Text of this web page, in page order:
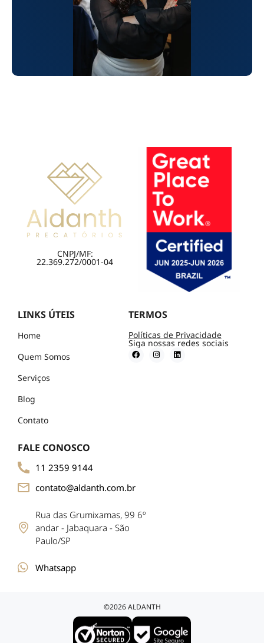
CNPJ/MF:
22.369.272/0001-04
LINKS ÚTEIS
Home
Quem Somos
Serviços
Blog
Contato
TERMOS
Políticas de Privacidade
Siga nossas redes sociais
FALE CONOSCO
11 2359 9144
contato@aldanth.com.br
Rua das Grumixamas, 99 6º
andar - Jabaquara - São
Paulo/SP
Whatsapp
©2026 ALDANTH